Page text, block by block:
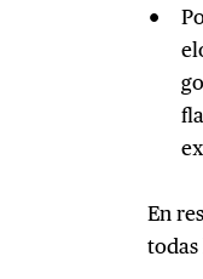
En